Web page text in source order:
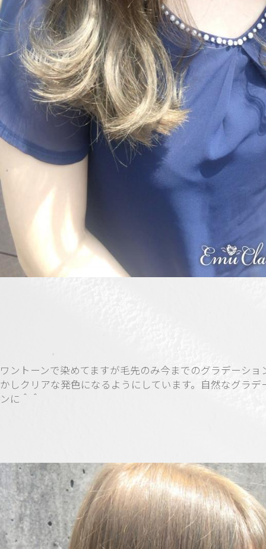
ワントーンで染めてますが毛先のみ今までのグラデーショ
かしクリアな発色になるようにしています。自然なグラデ
ンに＾＾